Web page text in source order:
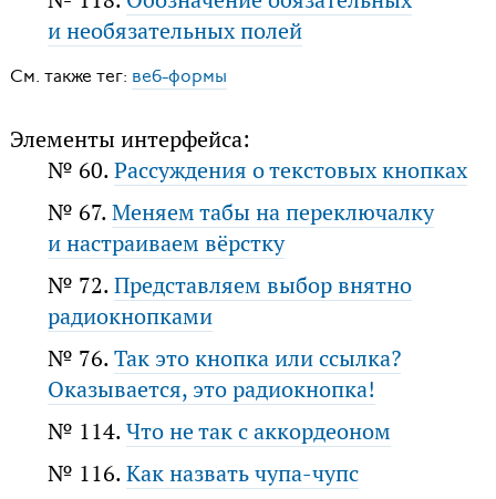
и необязательных полей
См. также тег: веб-формы
Элементы интерфейса:
№ 60.Рассуждения о текстовых кнопках
№ 67.Меняем табы на переключалку
и настраиваем вёрстку
№ 72.Представляем выбор внятно
радиокнопками
№ 76.Так это кнопка или ссылка?
Оказывается, это радиокнопка!
№ 114.Что не так с аккордеоном
№ 116.Как назвать чупа-чупс